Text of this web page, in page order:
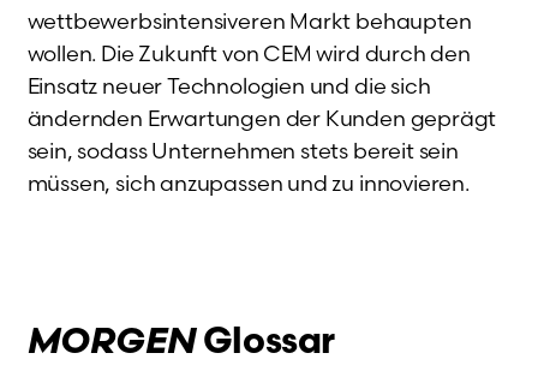
wettbewerbsintensiveren Markt behaupten
wollen. Die Zukunft von CEM wird durch den
Einsatz neuer Technologien und die sich
ändernden Erwartungen der Kunden geprägt
sein, sodass Unternehmen stets bereit sein
müssen, sich anzupassen und zu innovieren.
MORGENGlossar